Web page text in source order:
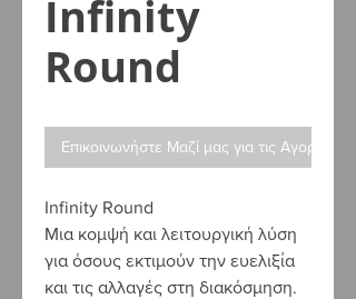
Infinity
Round
Επικοινωνήστε Μαζί μας για τις Αγορές σας
Infinity Round
Μια κομψή και λειτουργική λύση
για όσους εκτιμούν την ευελιξία
και τις αλλαγές στη διακόσμηση.